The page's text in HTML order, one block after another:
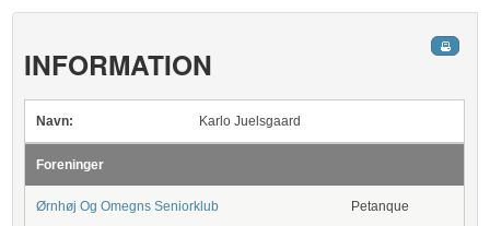
INFORMATION
Navn: Karlo Juelsgaard
Foreninger
Ørnhøj Og Omegns Seniorklub Petanque